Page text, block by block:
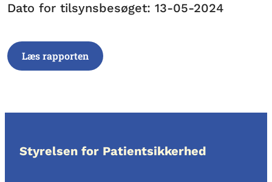
Dato for tilsynsbesøget: 13-05-2024
Læs rapporten
Styrelsen for Patientsikkerhed